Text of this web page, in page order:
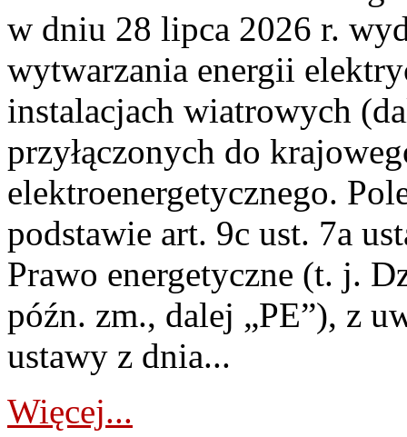
w dniu 28 lipca 2026 r.
wytwarzania energii
instalacjach wiatrowych
przyłączonych do
elektroenergetycznego.
podstawie art. 9c ust. 7a
Prawo energetyczne (t. j.
późn. zm., dalej „PE”), z
ustawy z dnia...
Więcej...